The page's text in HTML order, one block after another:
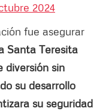
2024
fue asegurar
Santa Teresita
diversión sin
su desarrollo
su seguridad